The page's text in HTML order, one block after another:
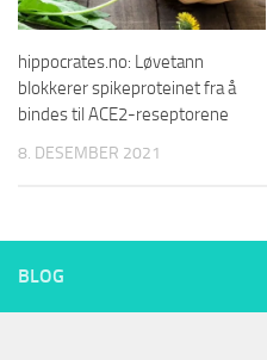
hippocrates.no: Løvetann
blokkerer spikeproteinet fra å
bindes til ACE2-reseptorene
8. DESEMBER 2021
BLOG